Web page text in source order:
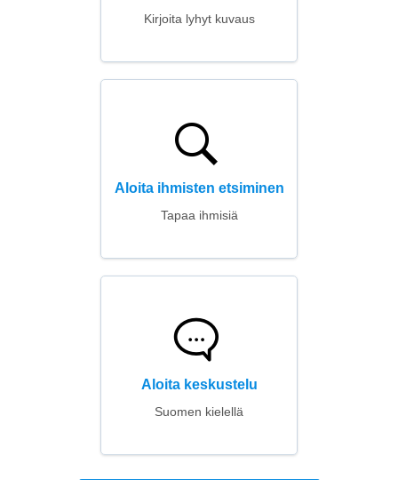
Kirjoita lyhyt kuvaus
Aloita ihmisten etsiminen
Tapaa ihmisiä
Aloita keskustelu
Suomen kielellä